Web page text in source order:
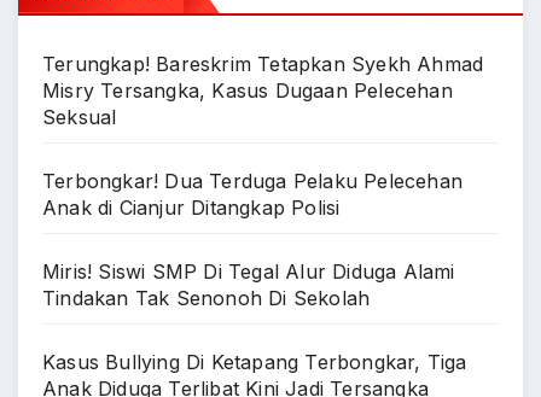
Terungkap! Bareskrim Tetapkan Syekh Ahmad
Misry Tersangka, Kasus Dugaan Pelecehan
Seksual
Terbongkar! Dua Terduga Pelaku Pelecehan
Anak di Cianjur Ditangkap Polisi
Miris! Siswi SMP Di Tegal Alur Diduga Alami
Tindakan Tak Senonoh Di Sekolah
Kasus Bullying Di Ketapang Terbongkar, Tiga
Anak Diduga Terlibat Kini Jadi Tersangka